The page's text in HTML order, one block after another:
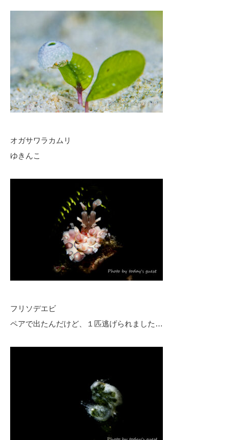
オガサワラカムリ
ゆきんこ
フリソデエビ
ペアで出たんだけど、１匹逃げられました…